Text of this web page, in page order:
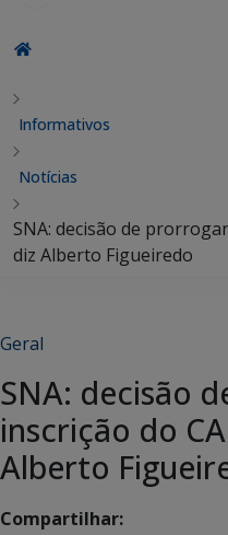
Informativos
Notícias
SNA: decisão de
diz Alberto Figueiredo
Geral
SNA: decisão
inscrição do
Alberto
Compartilhar: